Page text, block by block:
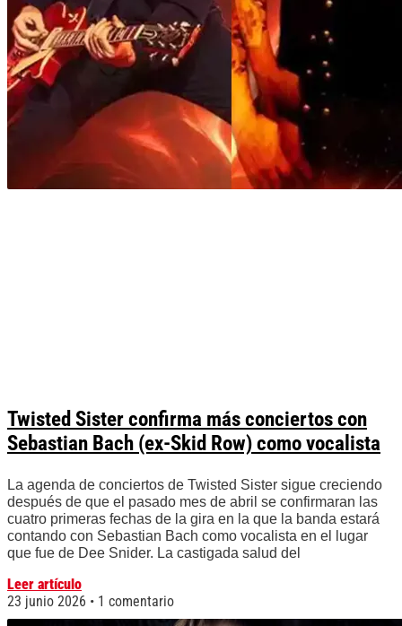
Twisted Sister confirma más conciertos con
Sebastian Bach (ex-Skid Row) como vocalista
La agenda de conciertos de Twisted Sister sigue creciendo
después de que el pasado mes de abril se confirmaran las
cuatro primeras fechas de la gira en la que la banda estará
contando con Sebastian Bach como vocalista en el lugar
que fue de Dee Snider. La castigada salud del
Leer artículo
23 junio 2026
1 comentario